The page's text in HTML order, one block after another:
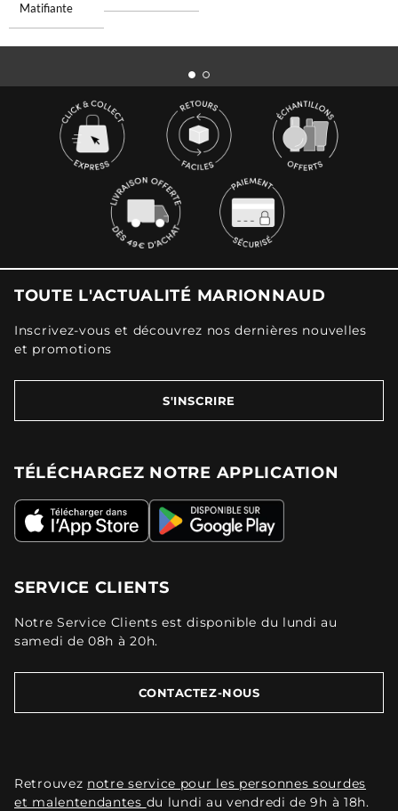
Matifiante
TOUTE L'ACTUALITÉ MARIONNAUD
Inscrivez-vous et découvrez nos dernières nouvelles
et promotions
S'INSCRIRE
TÉLÉCHARGEZ NOTRE APPLICATION
SERVICE CLIENTS
Notre Service Clients est disponible du lundi au
samedi de 08h à 20h.
CONTACTEZ-NOUS
Retrouvez notre service pour les personnes sourdes
et malentendantes du lundi au vendredi de 9h à 18h.